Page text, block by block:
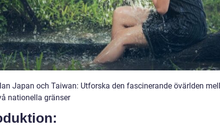
Japan och Taiwan: Utforska den fascinerande övärlden
nationella gränser